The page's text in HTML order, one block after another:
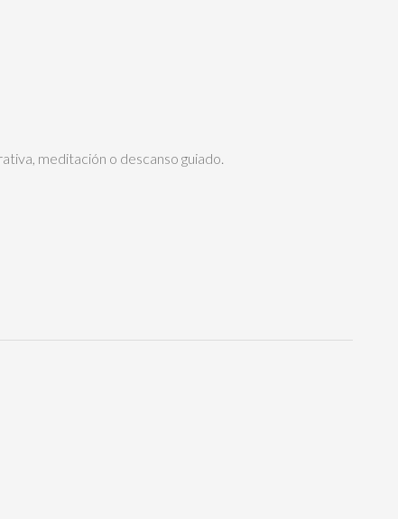
meditación o descanso guiado.